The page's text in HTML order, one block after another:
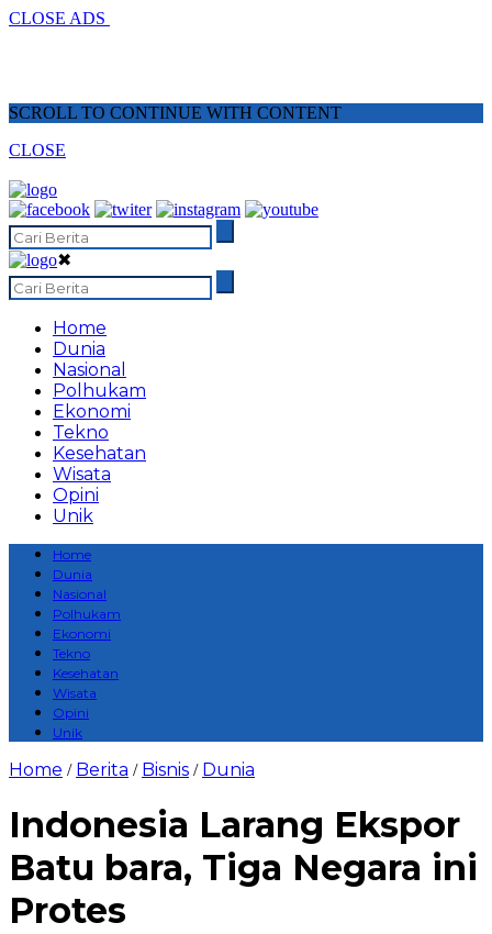
CLOSE ADS
SCROLL TO CONTINUE WITH CONTENT
CLOSE
✖
Home
Dunia
Nasional
Polhukam
Ekonomi
Tekno
Kesehatan
Wisata
Opini
Unik
Home
Dunia
Nasional
Polhukam
Ekonomi
Tekno
Kesehatan
Wisata
Opini
Unik
Home / Berita / Bisnis / Dunia
Indonesia Larang Ekspor
Batu bara, Tiga Negara ini
Protes